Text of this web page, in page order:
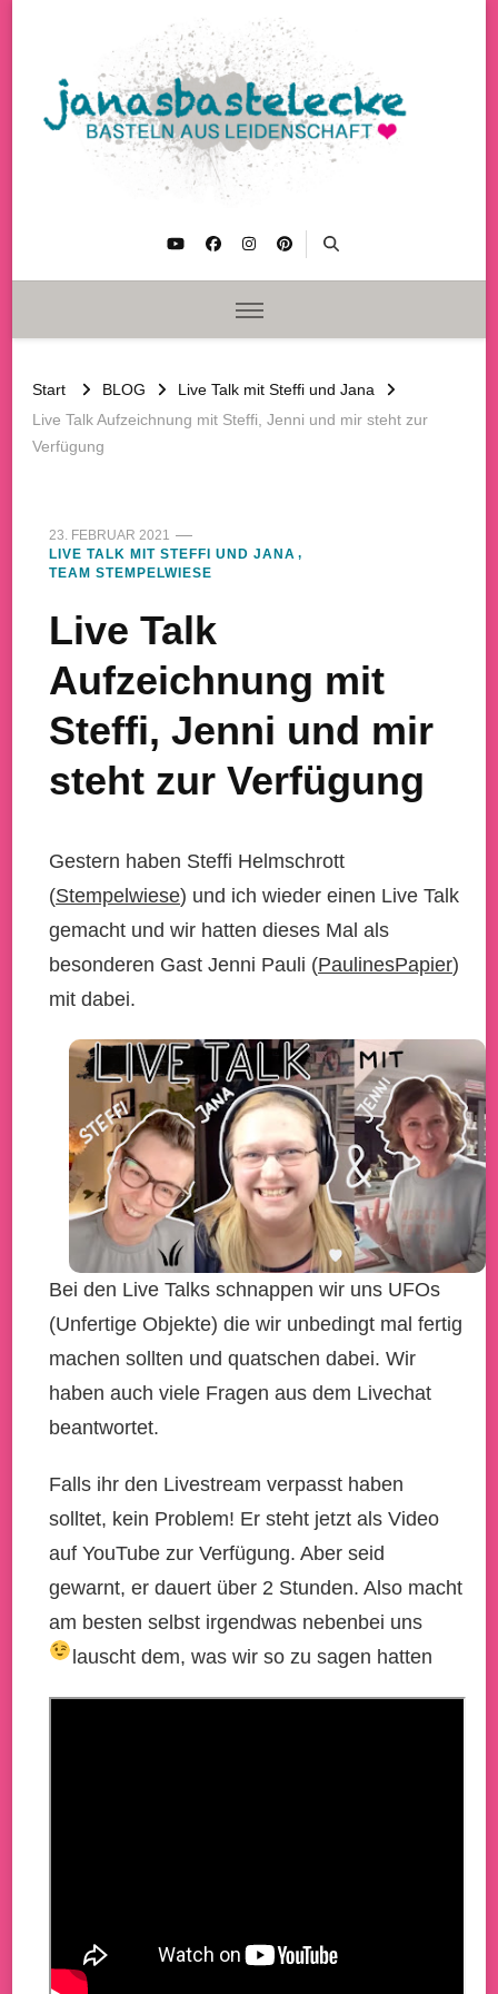
Start BLOG
Live Talk mit Steffi und Jana
Live Talk Aufzeichnung mit Steffi, Jenni und mir steht zur
Verfügung
23. FEBRUAR 2021
LIVE TALK MIT STEFFI UND JANA
TEAM STEMPELWIESE
Live Talk
Aufzeichnung mit
Steffi, Jenni und mir
steht zur Verfügung
Gestern haben Steffi Helmschrott
(Stempelwiese) und ich wieder einen Live Talk
gemacht und wir hatten dieses Mal als
besonderen Gast Jenni Pauli (PaulinesPapier)
mit dabei.
Bei den Live Talks schnappen wir uns UFOs
(Unfertige Objekte) die wir unbedingt mal fertig
machen sollten und quatschen dabei. Wir
haben auch viele Fragen aus dem Livechat
beantwortet.
Falls ihr den Livestream verpasst haben
solltet, kein Problem! Er steht jetzt als Video
auf YouTube zur Verfügung. Aber seid
gewarnt, er dauert über 2 Stunden. Also macht
am besten selbst irgendwas nebenbei uns
lauscht dem, was wir so zu sagen hatten